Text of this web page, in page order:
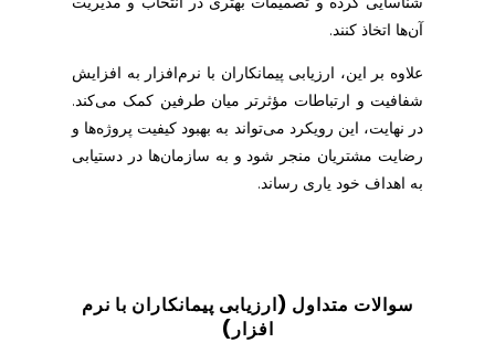
آن‌ها اتخاذ کنند.
علاوه بر این، ارزیابی پیمانکاران با نرم‌افزار به افزایش
شفافیت و ارتباطات مؤثرتر میان طرفین کمک می‌کند.
در نهایت، این رویکرد می‌تواند به بهبود کیفیت پروژه‌ها و
رضایت مشتریان منجر شود و به سازمان‌ها در دستیابی
به اهداف خود یاری رساند.
سوالات متداول (ارزیابی پیمانکاران با نرم
افزار )